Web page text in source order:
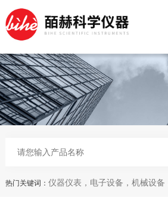
热门关键词： 仪器仪表，电子设备，机械设备，工业自动化设备，